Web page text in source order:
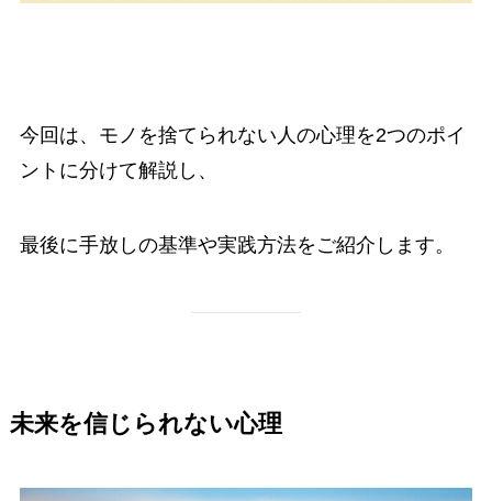
今回は、モノを捨てられない人の心理を2つのポイ
ントに分けて解説し、
最後に手放しの基準や実践方法をご紹介します。
未来を信じられない心理